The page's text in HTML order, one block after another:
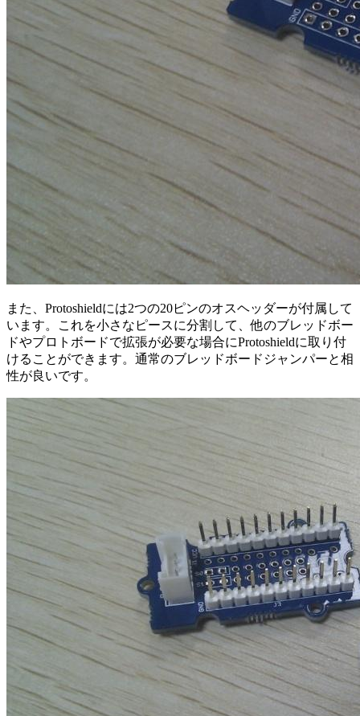
また、Protoshieldには2つの20ピンのオスヘッダーが付属して
います。これを小さなピースに分割して、他のブレッドボー
ドやプロトボードで拡張が必要な場合にProtoshieldに取り付
けることができます。通常のブレッドボードジャンパーと相
性が良いです。